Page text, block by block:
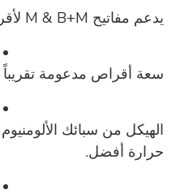
يدعم مفاتيح M & B+M لأقراص NVMe.
سعة أقراص مدعومة تقريباً حتى 8
الهيكل من سبائك
حرارة أفضل.